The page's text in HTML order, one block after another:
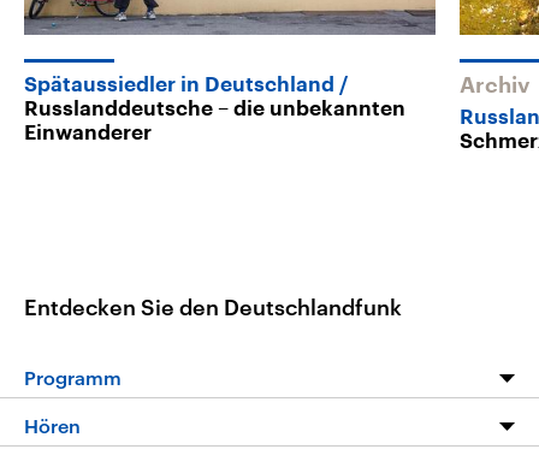
Spätaussiedler in Deutschland
Russlanddeutsche – die unbekannten
Einwanderer
Archiv
Entdecken Sie den Deutschlandfunk
Programm
Hören